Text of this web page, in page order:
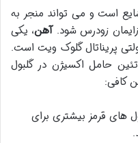
است و می تواند منجر به
زودرس شود.آهن، یکی
پریناتال گلوک ویت است.
حامل اکسیژن در گلبول
کافی:
های قرمز بیشتری برای